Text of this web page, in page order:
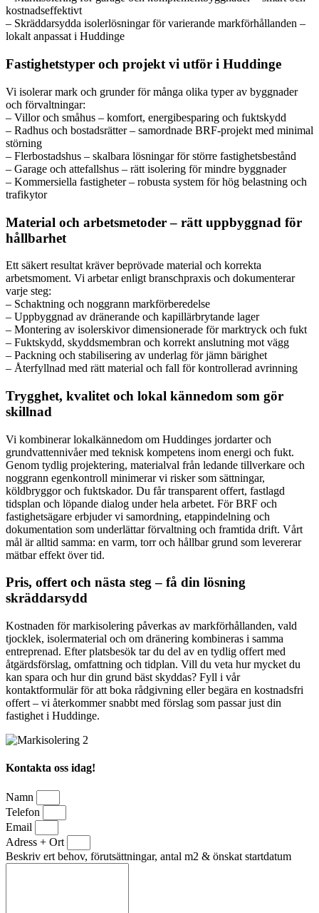
kostnadseffektivt
– Skräddarsydda isolerlösningar för varierande markförhållanden –
lokalt anpassat i Huddinge
Fastighetstyper och projekt vi utför i Huddinge
Vi isolerar mark och grunder för många olika typer av byggnader
och förvaltningar:
– Villor och småhus – komfort, energibesparing och fuktskydd
– Radhus och bostadsrätter – samordnade BRF-projekt med minimal
störning
– Flerbostadshus – skalbara lösningar för större fastighetsbestånd
– Garage och attefallshus – rätt isolering för mindre byggnader
– Kommersiella fastigheter – robusta system för hög belastning och
trafikytor
Material och arbetsmetoder – rätt uppbyggnad för
hållbarhet
Ett säkert resultat kräver beprövade material och korrekta
arbetsmoment. Vi arbetar enligt branschpraxis och dokumenterar
varje steg:
– Schaktning och noggrann markförberedelse
– Uppbyggnad av dränerande och kapillärbrytande lager
– Montering av isolerskivor dimensionerade för marktryck och fukt
– Fuktskydd, skyddsmembran och korrekt anslutning mot vägg
– Packning och stabilisering av underlag för jämn bärighet
– Återfyllnad med rätt material och fall för kontrollerad avrinning
Trygghet, kvalitet och lokal kännedom som gör
skillnad
Vi kombinerar lokalkännedom om Huddinges jordarter och
grundvattennivåer med teknisk kompetens inom energi och fukt.
Genom tydlig projektering, materialval från ledande tillverkare och
noggrann egenkontroll minimerar vi risker som sättningar,
köldbryggor och fuktskador. Du får transparent offert, fastlagd
tidsplan och löpande dialog under hela arbetet. För BRF och
fastighetsägare erbjuder vi samordning, etappindelning och
dokumentation som underlättar förvaltning och framtida drift. Vårt
mål är alltid samma: en varm, torr och hållbar grund som levererar
mätbar effekt över tid.
Pris, offert och nästa steg – få din lösning
skräddarsydd
Kostnaden för markisolering påverkas av markförhållanden, vald
tjocklek, isolermaterial och om dränering kombineras i samma
entreprenad. Efter platsbesök tar du del av en tydlig offert med
åtgärdsförslag, omfattning och tidplan. Vill du veta hur mycket du
kan spara och hur din grund bäst skyddas? Fyll i vår
kontaktformulär för att boka rådgivning eller begära en kostnadsfri
offert – vi återkommer snabbt med förslag som passar just din
fastighet i Huddinge.
Kontakta oss idag!
Namn
Telefon
Email
Adress + Ort
Beskriv ert behov, förutsättningar, antal m2 & önskat startdatum